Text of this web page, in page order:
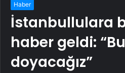
Haber
İstanbullulara
haber geldi:
doyacağız”